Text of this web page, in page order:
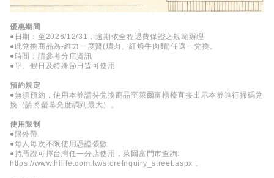
優惠期間
●日期：至2026/12/31，逾期依全程退費保證之規範辦理
●此兌換商品為-維力一度贊(爌肉、紅燒牛肉麵)任選一兌換。
●時間：請參考分店資訊
●平、假日及特殊節日皆可使用
預約規定
●無須預約，使用本券請持兌換商品至萊爾富櫃檯直接出示本券進行掃碼兌
換（請將螢幕亮度調到最大）。
使用限制
●限外帶
●每人每次不限使用憑證張數
●持憑證可擇台灣任一分店使用，萊爾富門市查詢:
https://www.hilife.com.tw/storeInquiry_street.aspx 。